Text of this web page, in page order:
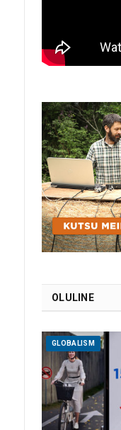
OLULINE
GLOBALISM